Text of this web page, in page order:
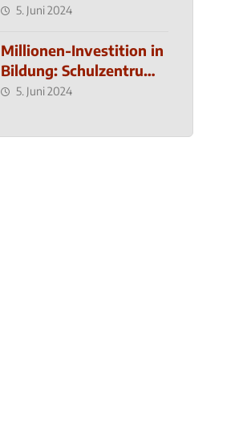
5. Juni 2024
Millionen-Investition in
Bildung: Schulzentrum-
Neubau
5. Juni 2024